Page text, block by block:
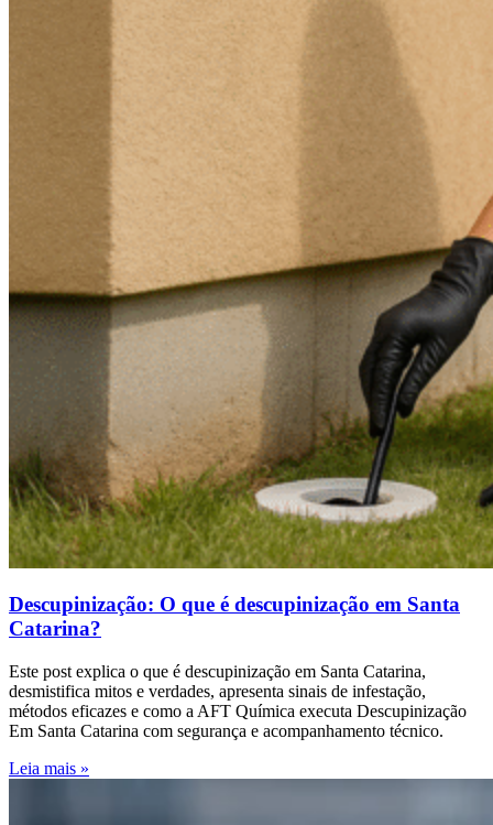
Descupinização: O que é descupinização em Santa
Catarina?
Este post explica o que é descupinização em Santa Catarina,
desmistifica mitos e verdades, apresenta sinais de infestação,
métodos eficazes e como a AFT Química executa Descupinização
Em Santa Catarina com segurança e acompanhamento técnico.
Leia mais »